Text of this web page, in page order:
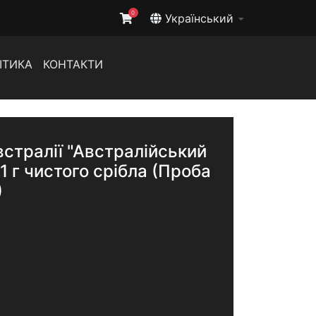
0 Український
КОНТАКТИ
"Австралійський
г чистого срібла (Проба